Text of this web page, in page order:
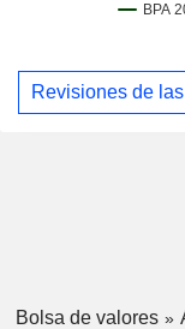
Revisiones de
Bolsa de valores